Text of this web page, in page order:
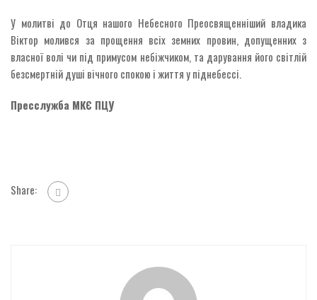
У молитві до Отця нашого Небесного Преосвященніший владика
Віктор молився за прощення всіх земних провин, допущенних з
власної волі чи під примусом небіжчиком, та дарування його світлій
безсмертній душі вічного спокою і життя у піднебессі.
Пресслужба МКЄ ПЦУ
Share: